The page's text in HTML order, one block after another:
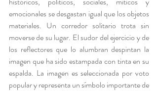
emocionales se desgastan igual que los objetos
materiales. Un corredor solitario trota sin
moverse de su lugar. El sudor del ejercicio y de
los reflectores que lo alumbran despintan la
imagen que ha sido estampada con tinta en su
espalda. La imagen es seleccionada por voto
popular y representa un símbolo importante de